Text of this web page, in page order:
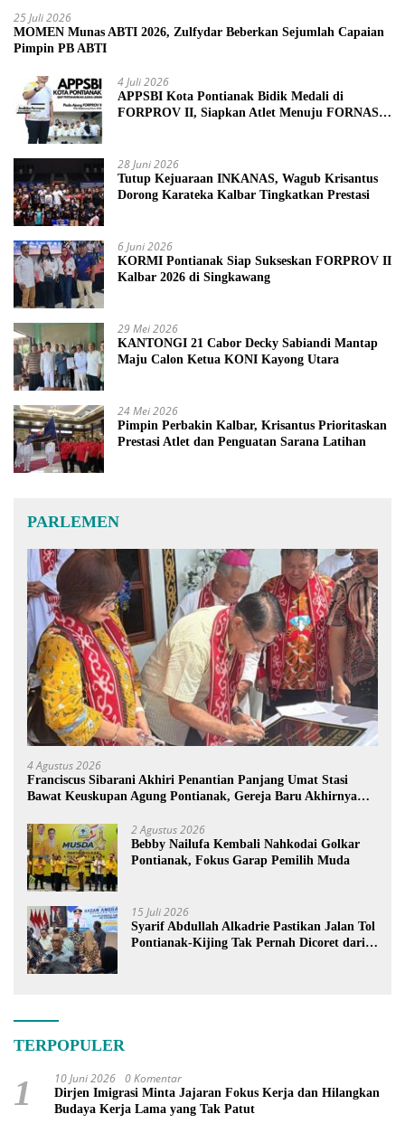
25 Juli 2026
MOMEN Munas ABTI 2026, Zulfydar Beberkan Sejumlah Capaian
Pimpin PB ABTI
4 Juli 2026
APPSBI Kota Pontianak Bidik Medali di
FORPROV II, Siapkan Atlet Menuju FORNAS
28 Juni 2026
Tutup Kejuaraan INKANAS, Wagub Krisantus
Dorong Karateka Kalbar Tingkatkan Prestasi
6 Juni 2026
KORMI Pontianak Siap Sukseskan FORPROV II
Kalbar 2026 di Singkawang
29 Mei 2026
KANTONGI 21 Cabor Decky Sabiandi Mantap
Maju Calon Ketua KONI Kayong Utara
24 Mei 2026
Pimpin Perbakin Kalbar, Krisantus Prioritaskan
Prestasi Atlet dan Penguatan Sarana Latihan
PARLEMEN
4 Agustus 2026
Franciscus Sibarani Akhiri Penantian Panjang Umat Stasi
Bawat Keuskupan Agung Pontianak, Gereja Baru Akhirnya
2 Agustus 2026
Bebby Nailufa Kembali Nahkodai Golkar
Pontianak, Fokus Garap Pemilih Muda
15 Juli 2026
Syarif Abdullah Alkadrie Pastikan Jalan Tol
Pontianak-Kijing Tak Pernah Dicoret dari
TERPOPULER
1 10 Juni 2026 0 Komentar
Dirjen Imigrasi Minta Jajaran Fokus Kerja dan Hilangkan
Budaya Kerja Lama yang Tak Patut